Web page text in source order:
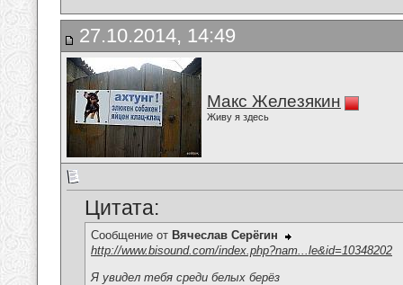
27.10.2014, 14:49
Макс Железякин
Живу я здесь
Цитата:
Сообщение от Вячеслав Серёгин
http://www.bisound.com/index.php?nam...le&id=10348202
Я увидел тебя среди белых берёз